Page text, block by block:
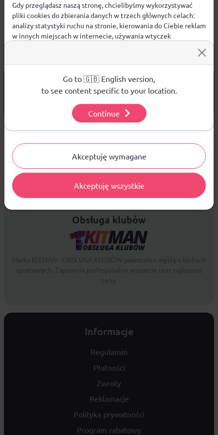
DARMOWA WYSYŁKAod 299 PLN
NA ZWROT TOWARU
Sprzedaż hurtowa
Platforma B2B zapewnia profesjonalną obsługę biznesową i
najlepsze ceny dla odbiorców hurtowych.
Obsługa klubów
Informacje
Regulamin
Płatności
Zwroty
Reklamacje
Polityka prywatności
Program rabatowy
Gdy przeglądasz naszą stronę, chcielibyśmy wykorzystywać
pliki cookies do zbierania danych w trzech głównych celach:
analizy statystyki ruchu na stronie, kierowania do Ciebie reklam
w innych miejscach w internecie, używania wtyczek
używanych plików cookies.
Aby dowiedzieć się więcej o plikach cookie i tym, jak
wykorzystujemy Twoje dane, odwiedź naszą Polityką
Akceptuję wymagane
Akceptuję wszystkie
Go to 🇬🇧 English version,
to see content specific to your location.
Continue